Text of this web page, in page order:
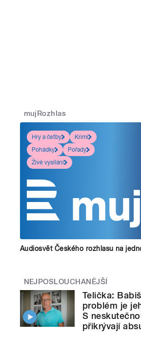
mujRozhlas
Hry a četby
Krimi
Pohádky
Pořady
Živé vysílání
Audiosvět Českého rozhlasu na
NEJPOSLOUCHANĚJŠÍ
Telička:
problém je
S
přikrývají